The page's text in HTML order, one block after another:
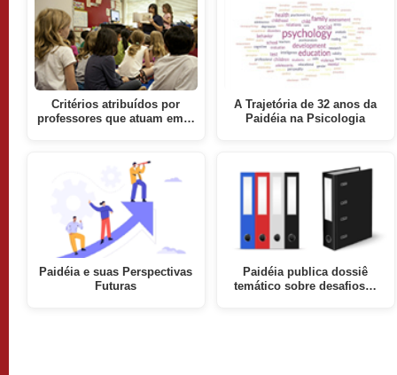
Critérios atribuídos por
professores que atuam em…
Paidéia e suas Perspectivas
Futuras
A Trajetória de 32 anos da
Paidéia na Psicologia
Paidéia publica dossiê
temático sobre desafios…